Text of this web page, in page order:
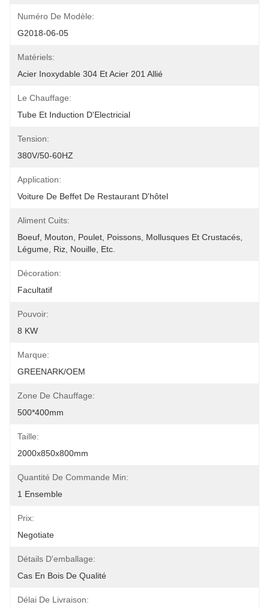
Numéro De Modèle:
G2018-06-05
Matériels:
Acier Inoxydable 304 Et Acier 201 Allié
Le Chauffage:
Tube Et Induction D'Electricial
Tension:
380V/50-60HZ
Application:
Voiture De Beffet De Restaurant D'hôtel
Aliment Cuits:
Boeuf, Mouton, Poulet, Poissons, Mollusques Et Crustacés,
Légume, Riz, Nouille, Etc.
Décoration:
Facultatif
Pouvoir:
8 KW
Marque:
GREENARK/OEM
Zone De Chauffage:
500*400mm
Taille:
2000x850x800mm
Quantité De Commande Min:
1 Ensemble
Prix:
Negotiate
Détails D'emballage:
Cas En Bois De Qualité
Délai De Livraison: